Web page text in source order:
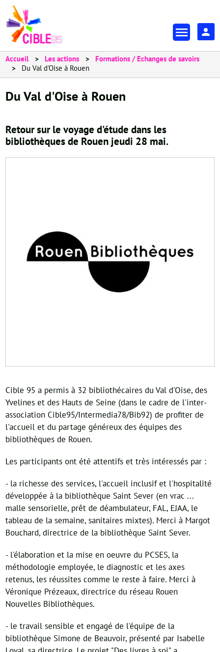
En-
tête
-
Accueil Les actions
Formations / Echanges de savoirs
Du Val d'Oise à Rouen
Du Val d'Oise à Rouen
Retour sur le voyage d'étude dans les
bibliothèques de Rouen jeudi 28 mai.
Cible 95 a permis à 32 bibliothécaires du Val d'Oise, des
Yvelines et des Hauts de Seine (dans le cadre de l'inter-
association Cible95/Intermedia78/Bib92) de profiter de
l'accueil et du partage généreux des équipes des
bibliothèques de Rouen.
Les participants ont été attentifs et très intéressés par :
- la richesse des services, l'accueil inclusif et l'hospitalité
développée à la bibliothèque Saint Sever (en vrac ...
malle sensorielle, prêt de déambulateur, FAL, EJAA, le
tableau de la semaine, sanitaires mixtes). Merci à Margot
Bouchard, directrice de la bibliothèque Saint Sever.
- l'élaboration et la mise en oeuvre du PCSES, la
méthodologie employée, le diagnostic et les axes
retenus, les réussites comme le reste à faire. Merci à
Véronique Prézeaux, directrice du réseau Rouen
Nouvelles Bibliothèques.
- le travail sensible et engagé de l'équipe de la
bibliothèque Simone de Beauvoir, présenté par Isabelle